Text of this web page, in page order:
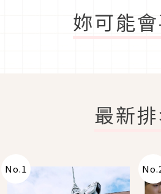
妳可能
最新
No.1 No.